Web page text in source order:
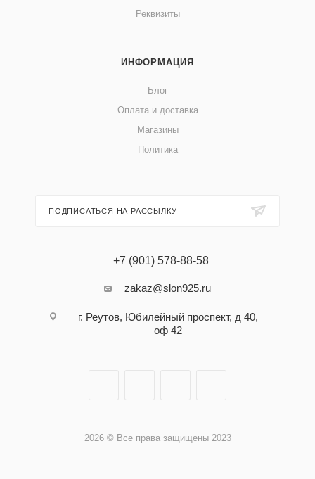
Реквизиты
ИНФОРМАЦИЯ
Блог
Оплата и доставка
Магазины
Политика
ПОДПИСАТЬСЯ НА РАССЫЛКУ
+7 (901) 578-88-58
zakaz@slon925.ru
г. Реутов, Юбилейный проспект, д 40,
оф 42
2026 © Все права защищены 2023